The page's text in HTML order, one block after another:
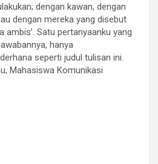
dengan kawan, dengan
dengan mereka yang disebut
ambis’. Satu pertanyaanku yang
hanya
seperti judul tulisan ini.
Mahasiswa Komunikasi